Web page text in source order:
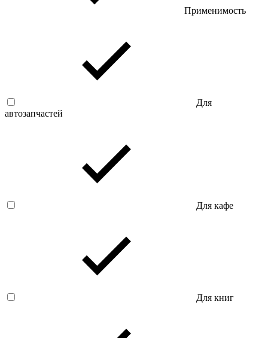
Применимость
Для
автозапчастей
Для кафе
Для книг